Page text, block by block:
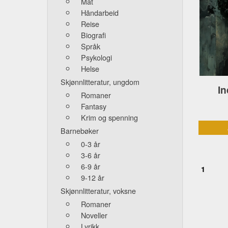
Håndarbeid
Reise
Biografi
Språk
Psykologi
Helse
Skjønnlitteratur, ungdom
Romaner
Fantasy
Krim og spenning
Barnebøker
0-3 år
3-6 år
6-9 år
9-12 år
Skjønnlitteratur, voksne
Romaner
Noveller
1